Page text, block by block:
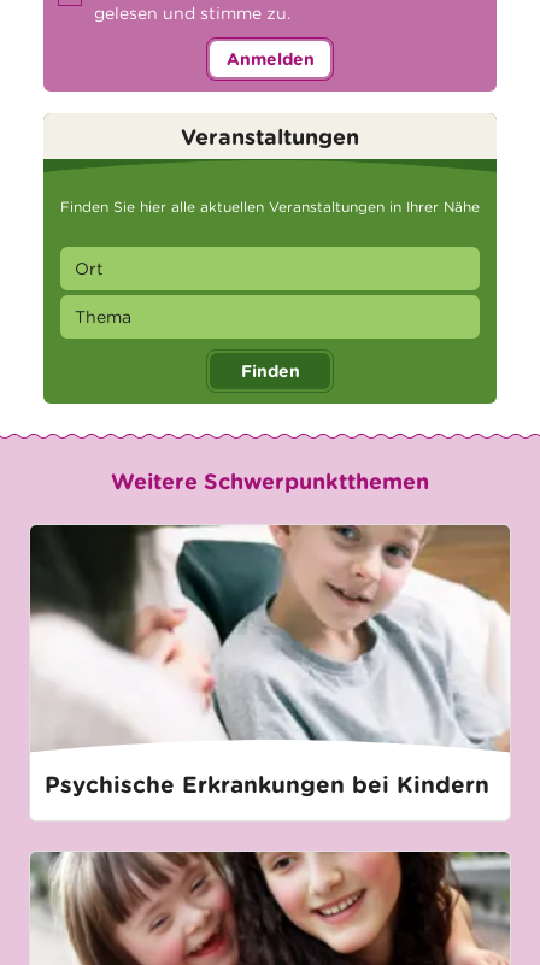
gelesen und stimme zu.
Anmelden
Veranstaltungen
Finden Sie hier alle aktuellen Veranstaltungen in Ihrer Nähe
Finden
Weitere Schwerpunktthemen
Psychische Erkrankungen bei Kindern